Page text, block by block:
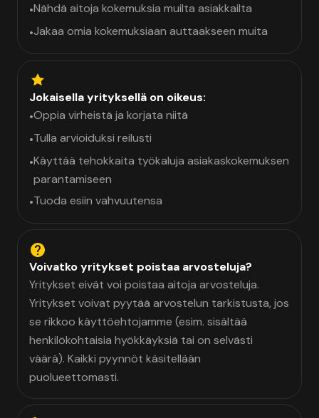
•Nähdä aitoja kokemuksia muilta asiakkailta
•Jakaa omia kokemuksiaan auttaakseen muita
Jokaisella yrityksellä on oikeus:
•Oppia virheistä ja korjata niitä
•Tulla arvioiduksi reilusti
•Käyttää tehokkaita työkaluja asiakaskokemuksen
parantamiseen
•Tuoda esiin vahvuutensa
Voivatko yritykset poistaa arvosteluja?
Yritykset eivät voi poistaa aitoja arvosteluja.
Yritykset voivat pyytää arvostelun tarkistusta, jos
se rikkoo käyttöehtojamme (esim. sisältää
henkilökohtaisia hyökkäyksiä tai on selvästi
väärä). Kaikki pyynnöt käsitellään
puolueettomasti.